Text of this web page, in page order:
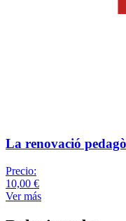
La renovació
Precio:
10,00 €
Ver más